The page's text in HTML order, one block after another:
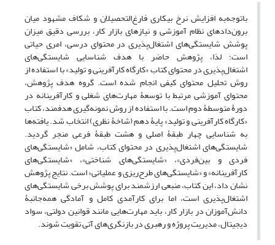
باتوجه‌به افزایش نرخ بیکاری فارغ‌التحصیلان و شکاف مشهود میان
برون‌دادهای نظام آموزشی و نیازهای بازار کار، بررسی دقیق میزان
پوشش شایستگی‌های اشتغال‌پذیری در محتوای درسی، امری حیاتی
است؛ لذا، پژوهش حاضر با هدف شناسایی شایستگی‌های
اشتغال‌پذیری در محتوای کتاب «کارگاه کارآفرینی و تولید» با استفاده از
روش تحلیل محتوای کیفی انجام شده است. گروه هدف پژوهش،
محتوای آموزشی مرتبط با توسعۀ مهارت‌های شغلی و کارآفرینانه در
دورۀ متوسطۀ دوم است. با استفاده از روش نمونه‌گیری هدفمند، کتاب
«کارگاه کارآفرینی و تولید» پایۀ دهم (شاخۀ نظری) انتخاب شد. یافته‌ها
به شناسایی چهار طبقۀ اصلی و هشت طبقۀ فرعی منجر گردید.
شایستگی‌های اشتغال‌پذیری در محتوای کتاب، شامل «شایستگی‌های
فردی و بین‌فردی»، «شایستگی‌های شناختی»، «شایستگی‌های
کارآفرینانه» و «شایستگی‌های طرح‌ریزی و عملیاتی» است. نتایج پژوهش
نشان داد، این کتاب، منبعی ارزشمند برای پوشش برخی شایستگی‌های
اشتغال‌پذیری است، اما برای کارآمدی کامل و آمادگی همه‌جانبۀ
دانش‌آموزان در بازار کار، باید مهارت‌هایی مانند قوانین دولتی، سواد
دیجیتال، مدیریت پروژه و رهبری در بازنگری‌های آتی تقویت شوند.